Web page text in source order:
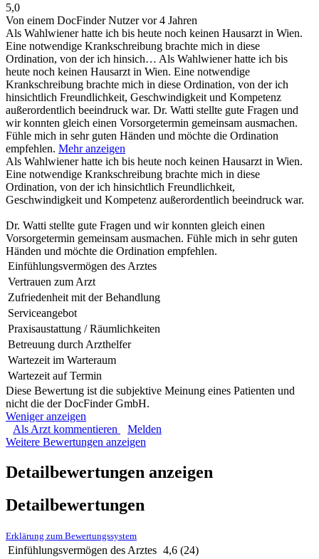
5,0
Von einem DocFinder Nutzervor 4 Jahren
Als Wahlwiener hatte ich bis heute noch keinen Hausarzt in Wien.
Eine notwendige Krankschreibung brachte mich in diese
Ordination, von der ich hinsich… Als Wahlwiener hatte ich bis
heute noch keinen Hausarzt in Wien. Eine notwendige
Krankschreibung brachte mich in diese Ordination, von der ich
hinsichtlich Freundlichkeit, Geschwindigkeit und Kompetenz
außerordentlich beeindruck war. Dr. Watti stellte gute Fragen und
wir konnten gleich einen Vorsorgetermin gemeinsam ausmachen.
Fühle mich in sehr guten Händen und möchte die Ordination
empfehlen. Mehr anzeigen
Als Wahlwiener hatte ich bis heute noch keinen Hausarzt in Wien.
Eine notwendige Krankschreibung brachte mich in diese
Ordination, von der ich hinsichtlich Freundlichkeit,
Geschwindigkeit und Kompetenz außerordentlich beeindruck war.
Dr. Watti stellte gute Fragen und wir konnten gleich einen
Vorsorgetermin gemeinsam ausmachen. Fühle mich in sehr guten
Händen und möchte die Ordination empfehlen.
Einfühlungsvermögen des Arztes
Vertrauen zum Arzt
Zufriedenheit mit der Behandlung
Serviceangebot
Praxisaustattung / Räumlichkeiten
Betreuung durch Arzthelfer
Wartezeit im Warteraum
Wartezeit auf Termin
Diese Bewertung ist die subjektive Meinung eines Patienten und
nicht die der DocFinder GmbH.
Weniger anzeigen
Als Arzt kommentieren
Melden
Weitere Bewertungen anzeigen
Detailbewertungen anzeigen
Detailbewertungen
Erklärung zum Bewertungssystem
Einfühlungsvermögen des Arztes 4,6 (24)